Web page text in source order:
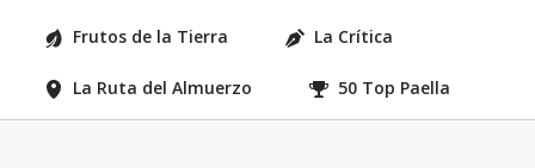
Frutos de la Tierra La Crítica
La Ruta del Almuerzo 50 Top Paella